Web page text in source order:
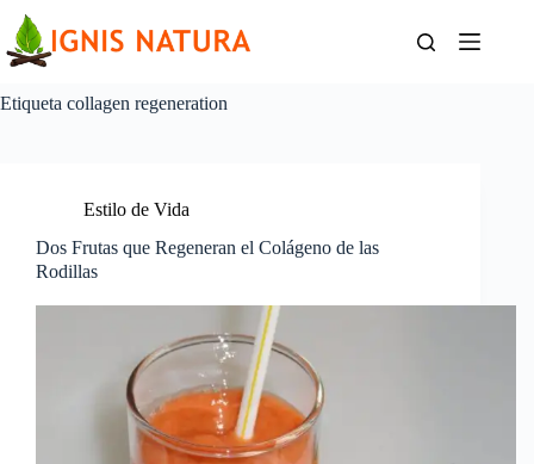
contenido
Etiqueta collagen regeneration
Estilo de Vida
Dos Frutas que Regeneran el Colágeno de las
Rodillas